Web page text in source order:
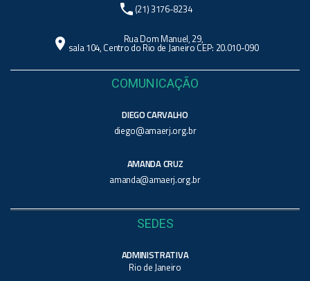
phone (21) 3176-8234
location_on Rua Dom Manuel, 29,
sala 104, Centro do Rio de Janeiro CEP: 20.010-090
COMUNICAÇÃO
DIEGO CARVALHO
diego@amaerj.org.br
AMANDA CRUZ
amanda@amaerj.org.br
SEDES
ADMINISTRATIVA
Rio de Janeiro